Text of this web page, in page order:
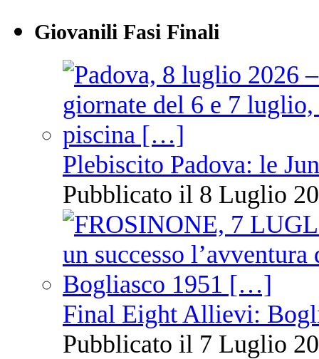
Giovanili Fasi Finali
Plebiscito Padova: le
Pubblicato il 8 Luglio
Final Eight Allievi:
Pubblicato il 7 Luglio